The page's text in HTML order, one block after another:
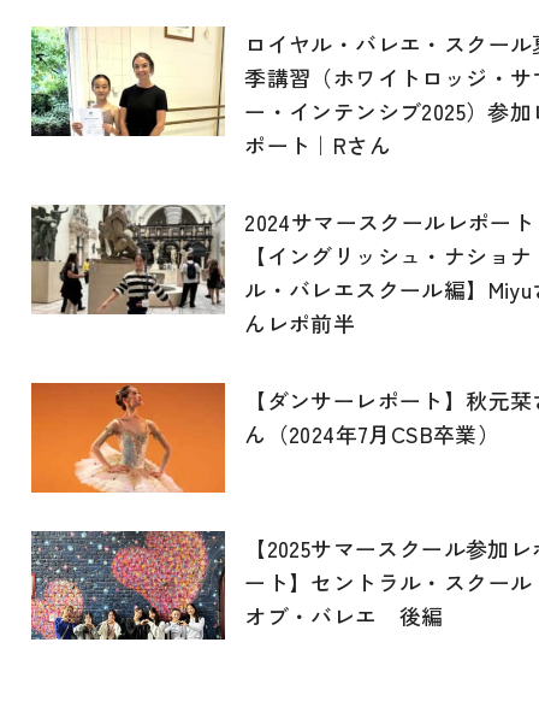
ロイヤル・バレエ・スクール
季講習（ホワイトロッジ・サ
ー・インテンシブ2025）参加
ポート｜Rさん
2024サマースクールレポート
【イングリッシュ・ナショナ
ル・バレエスクール編】Miyu
んレポ前半
【ダンサーレポート】秋元栞
ん（2024年7月CSB卒業）
【2025サマースクール参加レ
ート】セントラル・スクール
オブ・バレエ 後編